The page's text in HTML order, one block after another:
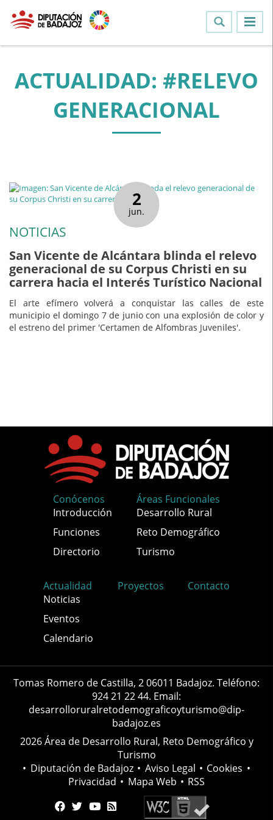
ACTUALIDAD: #RELEVO
GENERACIONAL
2
jun.
NOTICIAS
San Vicente de Alcántara blinda el relevo
generacional de su Corpus Christi en su
carrera hacia el Interés Turístico Nacional
El arte efímero volverá a conquistar las calles de este
municipio el domingo 7 de junio con una explosión de color y
el estreno del primer 'Certamen de Alfombras Juveniles'.
Conócenos
Introducción
Funciones
Directorio
Áreas Funcionales
Desarrollo Rural
Reto Demográfico
Turismo
Actualidad
Noticias
Eventos
Calendario
Proyectos Contacto
Tomas Romero de Castilla, 2 06011 Badajoz. Teléfono:
924 21 22 44. Email:
desarrolloruralretodemograficoyturismo@dip-
badajoz.es
2026 Área de Desarrollo Rural, Reto Demográfico y
Turismo
• Diputación de Badajoz • Aviso Legal • Cookies •
Privacidad • Mapa Web • RSS